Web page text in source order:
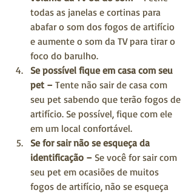
todas as janelas e cortinas para
abafar o som dos fogos de artifício
e aumente o som da TV para tirar o
foco do barulho.
Se possível fique em casa com seu
pet – Tente não sair de casa com
seu pet sabendo que terão fogos de
artifício. Se possível, fique com ele
em um local confortável.
Se for sair não se esqueça da
identificação – Se você for sair com
seu pet em ocasiões de muitos
fogos de artifício, não se esqueça